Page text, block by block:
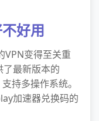
好用
VPN变得至关重
最新版本的
持多操作系统。
加速器兑换码的